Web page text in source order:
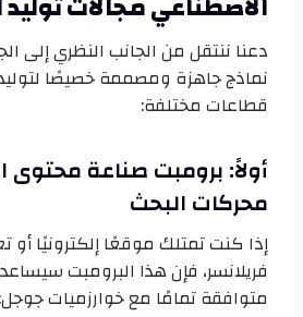
دعنا ننتقل من الجانب النظري إلى
نماذج جاهزة ومصممة خصيصًا
قطاعات مختلفة:
محركات البحث
إذا كنت تمتلك موقعًا إلكترونيًا
فريلانسر، فإن هذا البرومبت
متوافقة تمامًا مع خوارزميات جوجل: